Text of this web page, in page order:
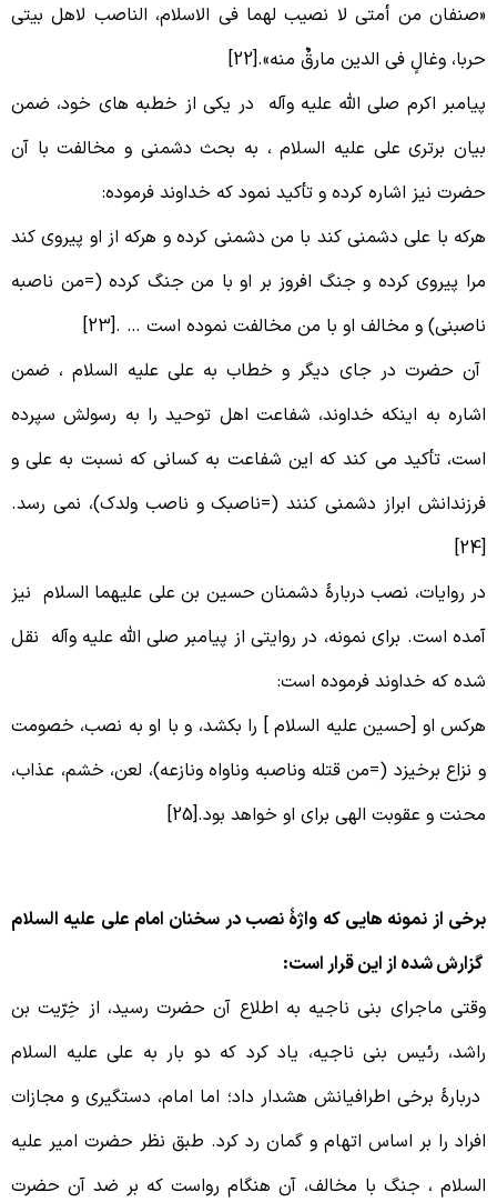
من أمتی لا نصیب لهما فی الاسلام، الناصب لاهل بیتی
وغالٍ فی الدین مارقٌ منه».[22]
اکرم صلی الله علیه وآله در یکی از خطبه های خود، ضمن
برتری علی علیه السلام ، به بحث دشمنی و مخالفت با آن
نیز اشاره کرده و تأکید نمود که خداوند فرموده:
با علی دشمنی کند با من دشمنی کرده و هرکه از او پیروی کند
پیروی کرده و جنگ افروز بر او با من جنگ کرده (=من ناصبه
و مخالف او با من مخالفت نموده است … .[23]
حضرت در جای دیگر و خطاب به علی علیه السلام ، ضمن
به اینکه خداوند، شفاعت اهل توحید را به رسولش سپرده
تأکید می کند که این شفاعت به کسانی که نسبت به علی و
ابراز دشمنی کنند (=ناصبک و ناصب ولدک)، نمی رسد.
روایات، نصب دربارۀ دشمنان حسین بن علی علیهما السلام نیز
است. برای نمونه، در روایتی از پیامبر صلی الله علیه وآله نقل
که خداوند فرموده است:
او [حسین علیه السلام ] را بکشد، و با او به نصب، خصومت
نزاع برخیزد (=من قتله وناصبه وناواه ونازعه)، لعن، خشم، عذاب،
و عقوبت الهی برای او خواهد بود.[25]
از نمونه هایی که واژۀ نصب در سخنان امام علی علیه السلام
شده از این قرار است:
ماجرای بنی ناجیه به اطلاع آن حضرت رسید، از خِرّیت بن
رئیس بنی ناجیه، یاد کرد که دو بار به علی علیه السلام
برخی اطرافیانش هشدار داد؛ اما امام، دستگیری و مجازات
را بر اساس اتهام و گمان رد کرد. طبق نظر حضرت امیر علیه
، جنگ با مخالف، آن هنگام رواست که بر ضد آن حضرت